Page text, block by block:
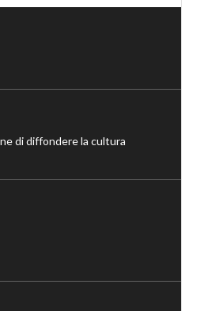
di diffondere la cultura